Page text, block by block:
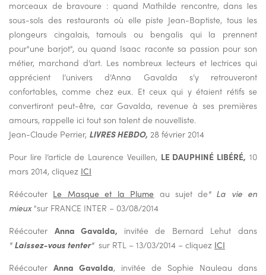
morceaux de bravoure : quand Mathilde rencontre, dans les
sous-sols des restaurants où elle piste Jean-Baptiste, tous les
plongeurs cingalais, tamouls ou bengalis qui la prennent
pour"une barjot", ou quand Isaac raconte sa passion pour son
métier, marchand d’art. Les nombreux lecteurs et lectrices qui
apprécient l’univers d’Anna Gavalda s’y retrouveront
confortables, comme chez eux. Et ceux qui y étaient rétifs se
convertiront peut-être, car Gavalda, revenue à ses premières
amours, rappelle ici tout son talent de nouvelliste.
Jean-Claude Perrier, LIVRES HEBDO, 28 février 2014
Pour lire l’article de Laurence Veuillen, LE DAUPHINÉ LIBÉRÉ, 10
mars 2014, cliquez ICI
Réécouter Le Masque et la Plume au sujet de" La vie en
mieux"sur FRANCE INTER – 03/08/2014
Réécouter Anna Gavalda, invitée de Bernard Lehut dans
" Laissez-vous tenter" sur RTL – 13/03/2014 – cliquez ICI
Réécouter Anna Gavalda, invitée de Sophie Nauleau dans